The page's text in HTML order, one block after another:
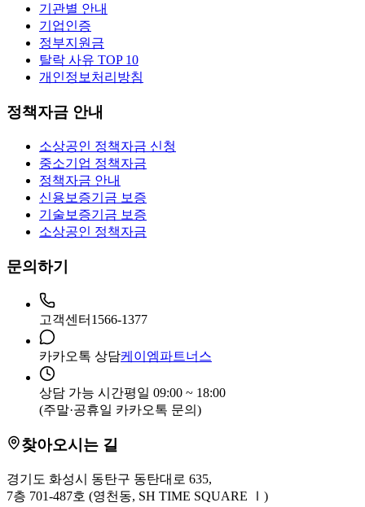
기관별 안내
기업인증
정부지원금
탈락 사유 TOP 10
개인정보처리방침
정책자금 안내
소상공인 정책자금 신청
중소기업 정책자금
정책자금 안내
신용보증기금 보증
기술보증기금 보증
소상공인 정책자금
문의하기
고객센터 1566-1377
카카오톡 상담케이엠파트너스
상담 가능 시간평일 09:00 ~ 18:00
(주말·공휴일 카카오톡 문의)
찾아오시는 길
경기도 화성시 동탄구 동탄대로 635,
7층 701-487호 (영천동, SH TIME SQUARE Ⅰ)